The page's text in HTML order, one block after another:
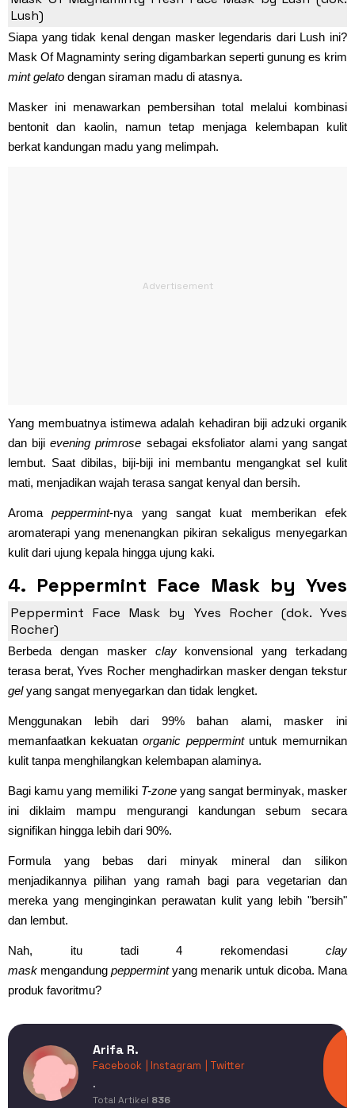
Lush)
Siapa yang tidak kenal dengan masker legendaris dari Lush ini?
Mask Of Magnaminty sering digambarkan seperti gunung es krim
mint gelato dengan siraman madu di atasnya.
Masker ini menawarkan pembersihan total melalui kombinasi
bentonit dan kaolin, namun tetap menjaga kelembapan kulit
berkat kandungan madu yang melimpah.
Yang membuatnya istimewa adalah kehadiran biji adzuki organik
dan bijievening primrose sebagai eksfoliator alami yang sangat
lembut. Saat dibilas, biji-biji ini membantu mengangkat sel kulit
mati, menjadikan wajah terasa sangat kenyal dan bersih.
Aromapeppermint-nya yang sangat kuat memberikan efek
aromaterapi yang menenangkan pikiran sekaligus menyegarkan
kulit dari ujung kepala hingga ujung kaki.
4. Peppermint Face Mask by Yves
Rocher
Peppermint Face Mask by Yves Rocher (dok. Yves
Rocher)
Berbeda dengan masker claykonvensional yang terkadang
terasa berat, Yves Rocher menghadirkan masker dengan tekstur
gelyang sangat menyegarkan dan tidak lengket.
Menggunakan lebih dari 99% bahan alami, masker ini
memanfaatkan kekuatanorganic peppermintuntuk memurnikan
kulit tanpa menghilangkan kelembapan alaminya.
Bagi kamu yang memiliki T-zone yang sangat berminyak, masker
ini diklaim mampu mengurangi kandungan sebum secara
signifikan hingga lebih dari 90%.
Formula yang bebas dari minyak mineral dan silikon
menjadikannya pilihan yang ramah bagi para vegetarian dan
mereka yang menginginkan perawatan kulit yang lebih "bersih"
dan lembut.
Nah, itu tadi 4 rekomendasi clay
mask mengandung peppermintyang menarik untuk dicoba. Mana
produk favoritmu?
Arifa R.
Facebook | Instagram
| Twitter
.
Total Artikel 836